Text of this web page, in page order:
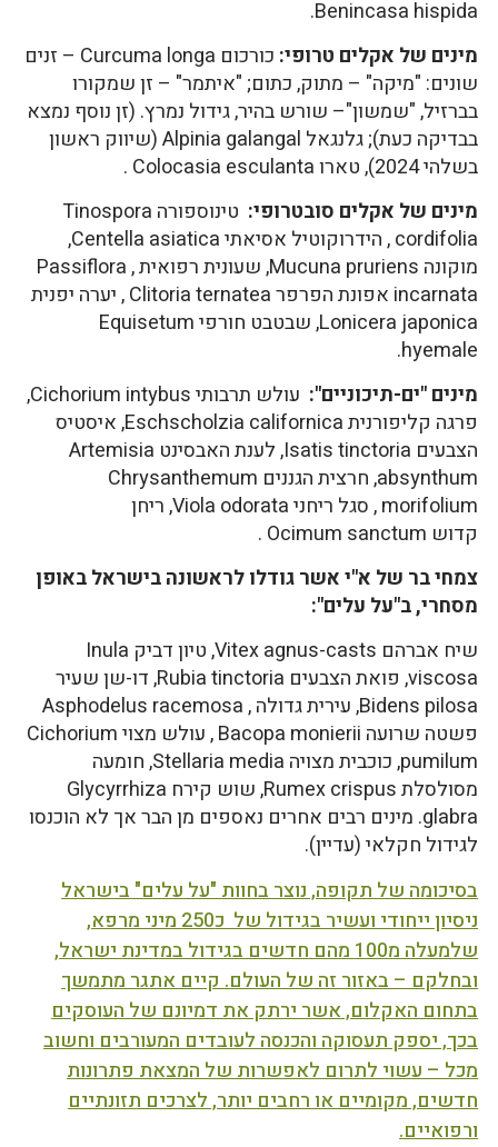
Benincasa hispida.
מינים של אקלים טרופי:
כורכום Curcuma longa – זנים
שונים: "מיקה" – מתוק, כתום; "איתמר" – זן שמקורו
בברזיל, "שמשון"– שורש בהיר, גידול נמרץ. (זן נוסף נמצא
בבדיקה כעת); גלנגאל Alpinia galangal (שיווק ראשון
בשלהי 2024), טארו Colocasia esculanta .
מינים של אקלים סובטרופי:
טינוספורה Tinospora
cordifolia , הידרוקוטיל אסיאתי Centella asiatica,
מוקונה Mucuna pruriens, שעונית רפואית , Passiflora
incarnata אפונת הפרפר Clitoria ternatea , יערה יפנית
Lonicera japonica, שבטבט חורפי Equisetum
hyemale.
מינים "ים-תיכוניים":
עולש תרבותי Cichorium intybus,
פרגה קליפורנית Eschscholzia californica, איסטיס
הצבעים Isatis tinctoria, לענת האבסינט Artemisia
absynthum, חרצית הגננים Chrysanthemum
morifolium , סגל ריחני Viola odorata, ריחן
קדוש Ocimum sanctum .
צמחי בר של א"י אשר גודלו לראשונה בישראל באופן
מסחרי, ב"על עלים":
שיח אברהם Vitex agnus-casts, טיון דביק Inula
viscosa, פואת הצבעים Rubia tinctoria, דו-שן שעיר
Bidens pilosa, עירית גדולה , Asphodelus racemosa
פשטה שרועה Bacopa monierii , עולש מצוי Cichorium
pumilum, כוכבית מצויה Stellaria media, חומעה
מסולסלת Rumex crispus, שוש קירח Glycyrrhiza
glabra. מינים רבים אחרים נאספים מן הבר אך לא הוכנסו
לגידול חקלאי (עדיין).
בסיכומה של תקופה, נוצר בחוות "על עלים" בישראל
ניסיון ייחודי ועשיר בגידול של כ250 מיני מרפא,
שלמעלה מ100 מהם חדשים בגידול במדינת ישראל,
ובחלקם – באזור זה של העולם. קיים אתגר מתמשך
בתחום האקלום, אשר ירתק את דמיונם של העוסקים
בכך, יספק תעסוקה והכנסה לעובדים המעורבים וחשוב
מכל – עשוי לתרום לאפשרות של המצאת פתרונות
חדשים, מקומיים או רחבים יותר, לצרכים תזונתיים
ורפואיים.